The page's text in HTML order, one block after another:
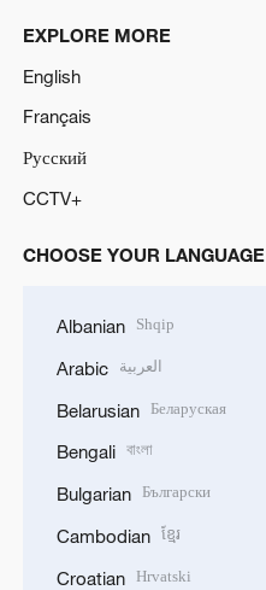
EXPLORE MORE
English
Français
Русский
CCTV+
CHOOSE YOUR LANGUAGE
Albanian Shqip
Arabic العربية
Belarusian Беларуская
Bengali বাংলা
Bulgarian Български
Cambodian ខ្មែរ
Croatian Hrvatski